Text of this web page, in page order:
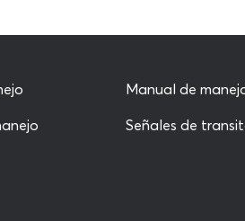
Manual de
Señales de